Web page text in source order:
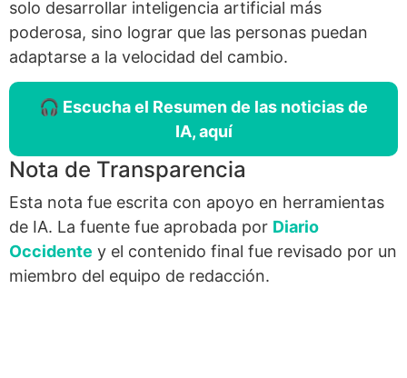
solo desarrollar inteligencia artificial más
poderosa, sino lograr que las personas puedan
adaptarse a la velocidad del cambio.
🎧 Escucha el Resumen de las noticias de
IA, aquí
Nota de Transparencia
Esta nota fue escrita con apoyo en herramientas
de IA. La fuente fue aprobada por Diario
Occidente y el contenido final fue revisado por un
miembro del equipo de redacción.